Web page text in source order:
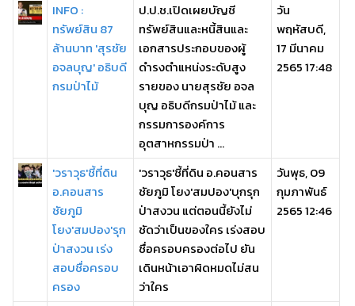
INFO :
ทรัพย์สิน 87
ล้านบาท 'สุรชัย
อจลบุญ' อธิบดี
กรมป่าไม้
ป.ป.ช.เปิดเผยบัญชี
ทรัพย์สินและหนี้สินและ
เอกสารประกอบของผู้
ดำรงตำแหน่งระดับสูง
รายของ นายสุรชัย อจล
บุญ อธิบดีกรมป่าไม้ และ
กรรมการองค์การ
อุตสาหกรรมป่า ...
วัน
พฤหัสบดี,
17 มีนาคม
2565 17:48
'วราวุธ'ชี้ที่ดิน
อ.คอนสาร
ชัยภูมิ
โยง'สมปอง'รุก
ป่าสงวน เร่ง
สอบชื่อครอบ
ครอง
'วราวุธ'ชี้ที่ดิน อ.คอนสาร
ชัยภูมิ โยง'สมปอง'บุกรุก
ป่าสงวน แต่ตอนนี้ยังไม่
ชัดว่าเป็นของใคร เร่งสอบ
ชื่อครอบครองต่อไป ยัน
เดินหน้าเอาผิดหมดไม่สน
ว่าใคร
วันพุธ, 09
กุมภาพันธ์
2565 12:46